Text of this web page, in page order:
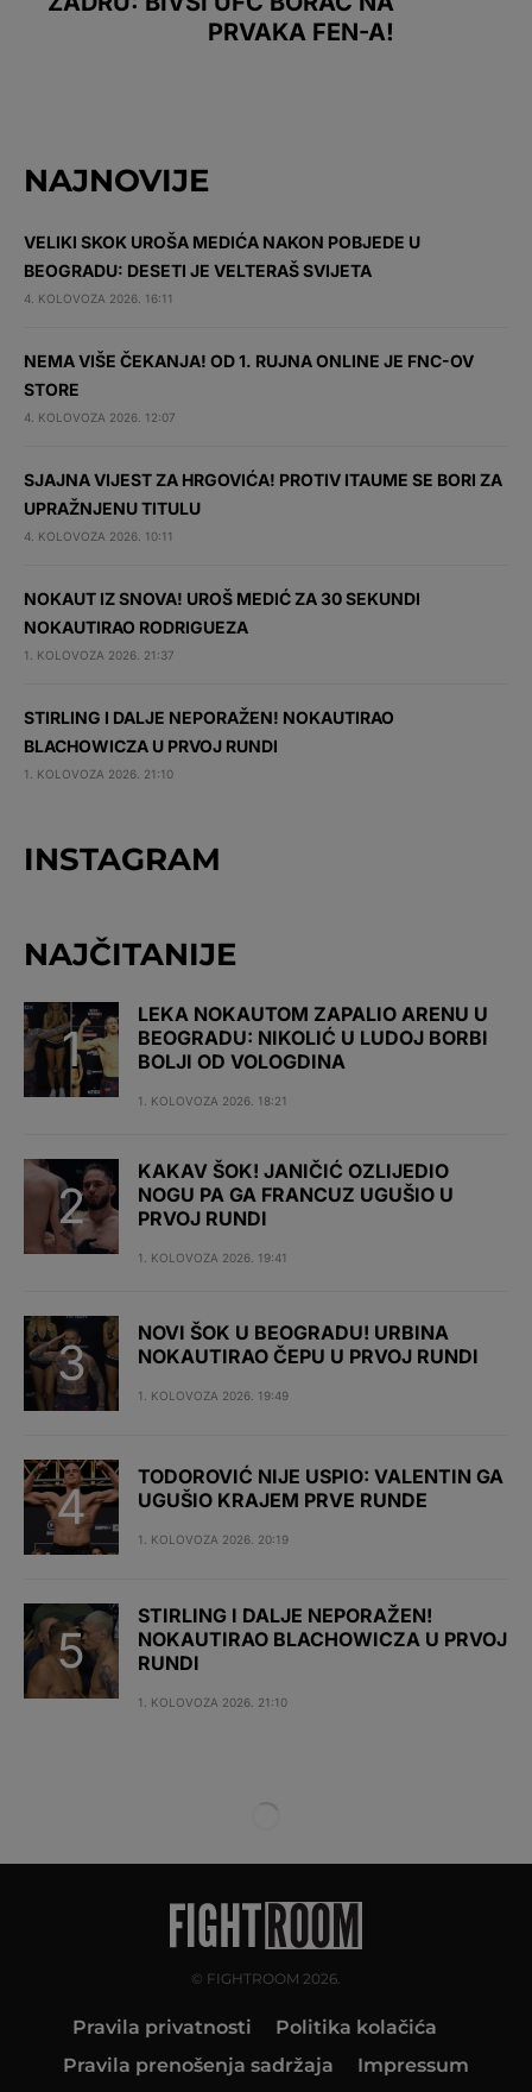
PRVAKA FEN-A!
NAJNOVIJE
VELIKI SKOK UROŠA MEDIĆA NAKON POBJEDE U
BEOGRADU: DESETI JE VELTERAŠ SVIJETA
4. KOLOVOZA 2026. 16:11
NEMA VIŠE ČEKANJA! OD 1. RUJNA ONLINE JE FNC-OV
STORE
4. KOLOVOZA 2026. 12:07
SJAJNA VIJEST ZA HRGOVIĆA! PROTIV ITAUME SE BORI ZA
UPRAŽNJENU TITULU
4. KOLOVOZA 2026. 10:11
NOKAUT IZ SNOVA! UROŠ MEDIĆ ZA 30 SEKUNDI
NOKAUTIRAO RODRIGUEZA
1. KOLOVOZA 2026. 21:37
STIRLING I DALJE NEPORAŽEN! NOKAUTIRAO
BLACHOWICZA U PRVOJ RUNDI
1. KOLOVOZA 2026. 21:10
INSTAGRAM
NAJČITANIJE
LEKA NOKAUTOM ZAPALIO ARENU U
BEOGRADU: NIKOLIĆ U LUDOJ BORBI
BOLJI OD VOLOGDINA
1. KOLOVOZA 2026. 18:21
KAKAV ŠOK! JANIČIĆ OZLIJEDIO
NOGU PA GA FRANCUZ UGUŠIO U
PRVOJ RUNDI
1. KOLOVOZA 2026. 19:41
NOVI ŠOK U BEOGRADU! URBINA
NOKAUTIRAO ČEPU U PRVOJ RUNDI
1. KOLOVOZA 2026. 19:49
TODOROVIĆ NIJE USPIO: VALENTIN GA
UGUŠIO KRAJEM PRVE RUNDE
1. KOLOVOZA 2026. 20:19
STIRLING I DALJE NEPORAŽEN!
NOKAUTIRAO BLACHOWICZA U PRVOJ
RUNDI
1. KOLOVOZA 2026. 21:10
© FIGHTROOM 2026.
Pravila privatnosti
Politika kolačića
Pravila prenošenja sadržaja
Impressum